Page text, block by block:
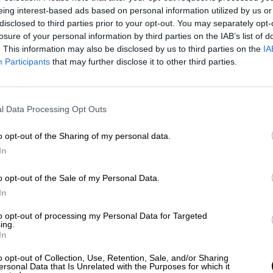
interest-based ads based on personal information utilized by us
to third parties prior to your opt-out. You may separately
of your personal information by third parties on the IAB’s list of
This information may also be disclosed by us to third parties on the
Participants that may further disclose it to other third parties.
Data Processing Opt Outs
opt-out of the Sharing of my personal data.
opt-out of the Sale of my Personal Data.
opt-out of processing my Personal Data for Targeted
opt-out of Collection, Use, Retention, Sale, and/or Sharing
Data that Is Unrelated with the Purposes for which it
muertos. Este recrudecimiento de hostilidades
agrava la ya frágil estabilidad de una región ...
PROGRAMA: DALE AL PLAY
OPINIONES TRANSCEDENTES